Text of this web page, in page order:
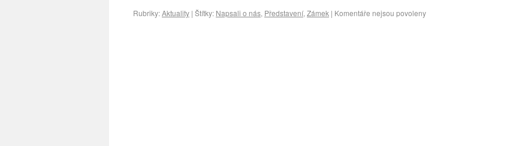
Rubriky:Aktuality | Štítky: Napsali o nás, Představení, Zámek | Komentáře nejsou povoleny